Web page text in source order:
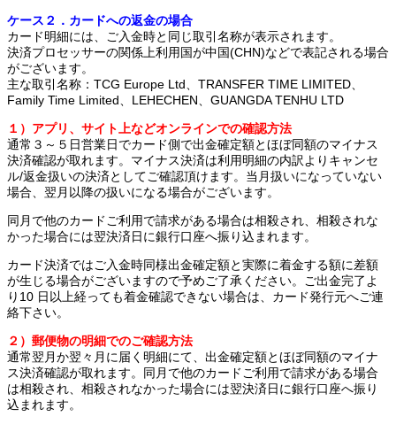
ケース２．カードへの返金の場合
カード明細には、ご入金時と同じ取引名称が表示されます。
決済プロセッサーの関係上利用国が中国(CHN)などで表記される場合
がございます。
主な取引名称：TCG Europe Ltd、TRANSFER TIME LIMITED、
Family Time Limited、LEHECHEN、GUANGDA TENHU LTD
１）アプリ、サイト上などオンラインでの確認方法
通常３～５日営業日でカード側で出金確定額とほぼ同額のマイナス
決済確認が取れます。マイナス決済は利用明細の内訳よりキャンセ
ル/返金扱いの決済としてご確認頂けます。当月扱いになっていない
場合、翌月以降の扱いになる場合がございます。
同月で他のカードご利用で請求がある場合は相殺され、相殺されな
かった場合には翌決済日に銀行口座へ振り込まれます。
カード決済ではご入金時同様出金確定額と実際に着金する額に差額
が生じる場合がございますので予めご了承ください。ご出金完了よ
り10 日以上経っても着金確認できない場合は、カード発行元へご連
絡下さい。
２）郵便物の明細でのご確認方法
通常翌月か翌々月に届く明細にて、出金確定額とほぼ同額のマイナ
ス決済確認が取れます。同月で他のカードご利用で請求がある場合
は相殺され、相殺されなかった場合には翌決済日に銀行口座へ振り
込まれます。